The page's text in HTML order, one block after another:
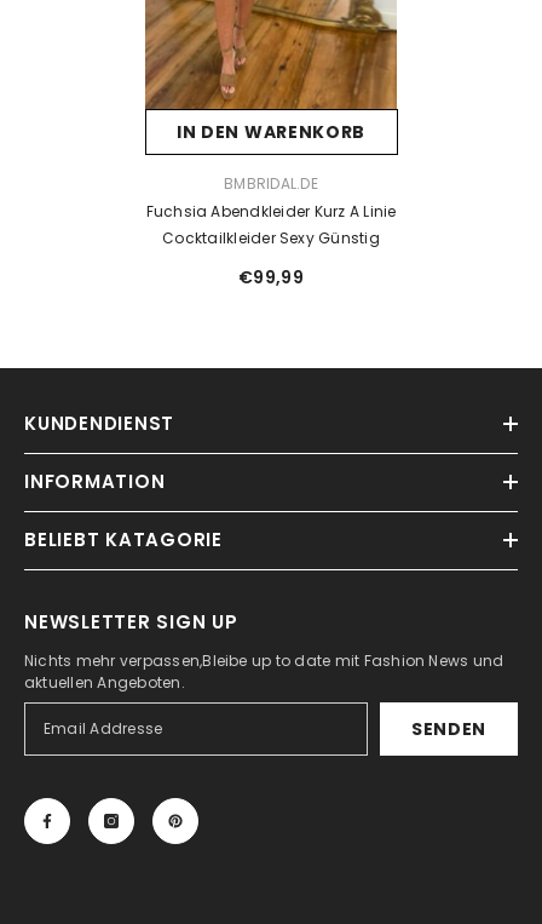
IN DEN WARENKORB
BMBRIDAL.DE
Fuchsia Abendkleider Kurz A Linie
Cocktailkleider Sexy Günstig
€99,99
KUNDENDIENST
INFORMATION
BELIEBT KATAGORIE
NEWSLETTER SIGN UP
Nichts mehr verpassen,Bleibe up to date mit Fashion News und
aktuellen Angeboten.
SENDEN